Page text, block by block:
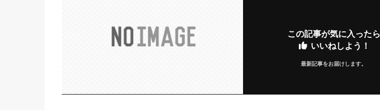
この記事が気に入ったら
いいねしよう！
最新記事をお届けします。